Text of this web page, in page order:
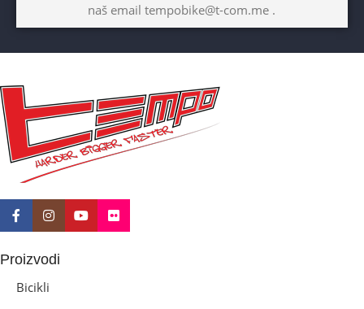
naš email tempobike@t-com.me .
Proizvodi
Bicikli